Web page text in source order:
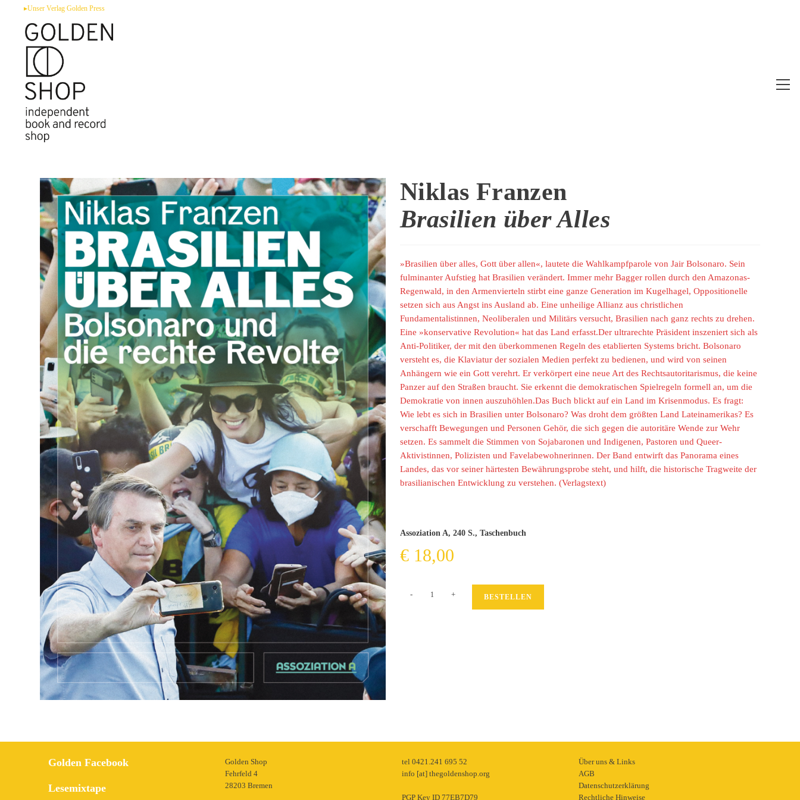
springen
▸Unser Verlag Golden Press
Niklas Franzen
Brasilien über Alles
»Brasilien über alles, Gott über allen«, lautete die Wahlkampfparole von Jair Bolsonaro. Sein
fulminanter Aufstieg hat Brasilien verändert. Immer mehr Bagger rollen durch den Amazonas-
Regenwald, in den Armenvierteln stirbt eine ganze Generation im Kugelhagel, Oppositionelle
setzen sich aus Angst ins Ausland ab. Eine unheilige Allianz aus christlichen
Fundamentalistinnen, Neoliberalen und Militärs versucht, Brasilien nach ganz rechts zu drehen.
Eine »konservative Revolution« hat das Land erfasst.Der ultrarechte Präsident inszeniert sich als
Anti-Politiker, der mit den überkommenen Regeln des etablierten Systems bricht. Bolsonaro
versteht es, die Klaviatur der sozialen Medien perfekt zu bedienen, und wird von seinen
Anhängern wie ein Gott verehrt. Er verkörpert eine neue Art des Rechtsautoritarismus, die keine
Panzer auf den Straßen braucht. Sie erkennt die demokratischen Spielregeln formell an, um die
Demokratie von innen auszuhöhlen.Das Buch blickt auf ein Land im Krisenmodus. Es fragt:
Wie lebt es sich in Brasilien unter Bolsonaro? Was droht dem größten Land Lateinamerikas? Es
verschafft Bewegungen und Personen Gehör, die sich gegen die autoritäre Wende zur Wehr
setzen. Es sammelt die Stimmen von Sojabaronen und Indigenen, Pastoren und Queer-
Aktivistinnen, Polizisten und Favelabewohnerinnen. Der Band entwirft das Panorama eines
Landes, das vor seiner härtesten Bewährungsprobe steht, und hilft, die historische Tragweite der
brasilianischen Entwicklung zu verstehen. (Verlagstext)
Assoziation A, 240 S., Taschenbuch
€ 18,00
- + BESTELLEN
Golden Facebook
Lesemixtape
Golden Shop
Fehrfeld 4
28203 Bremen
tel 0421.241 695 52
info [at] thegoldenshop.org
PGP Key ID 77EB7D79
Über uns & Links
AGB
Datenschutzerklärung
Rechtliche Hinweise